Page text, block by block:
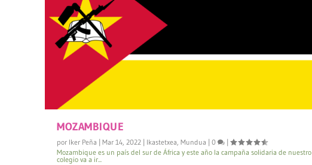
MOZAMBIQUE
por Iker Peña | Mar 14, 2022 | Ikastetxea Mundua | 0
|
Mozambique es un país del sur de África y este año la campaña solidaria de nuestro
colegio va a ir...